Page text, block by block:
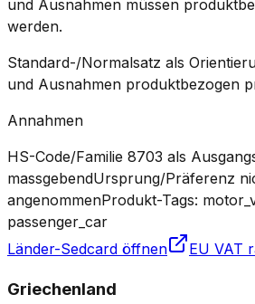
und Ausnahmen müssen
werden.
Standard-/Normalsatz als
und Ausnahmen produktbezogen
Annahmen
HS-Code/Familie 8703 als
massgebendUrsprung/Präferenz
angenommenProdukt-Tags:
passenger_car
Länder-Sedcard öffnen
EU VAT
Griechenland